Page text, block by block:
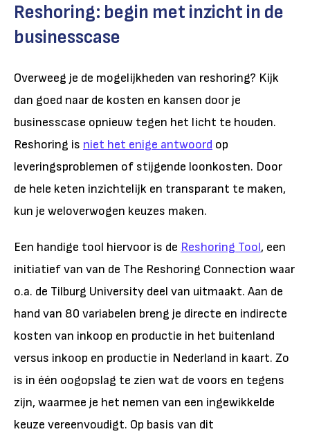
Reshoring: begin met inzicht in de
businesscase
Overweeg je de mogelijkheden van reshoring? Kijk
dan goed naar de kosten en kansen door je
businesscase opnieuw tegen het licht te houden.
Reshoring is niet het enige antwoord op
leveringsproblemen of stijgende loonkosten. Door
de hele keten inzichtelijk en transparant te maken,
kun je weloverwogen keuzes maken.
Een handige tool hiervoor is de Reshoring Tool, een
initiatief van van de The Reshoring Connection waar
o.a. de Tilburg University deel van uitmaakt. Aan de
hand van 80 variabelen breng je directe en indirecte
kosten van inkoop en productie in het buitenland
versus inkoop en productie in Nederland in kaart. Zo
is in één oogopslag te zien wat de voors en tegens
zijn, waarmee je het nemen van een ingewikkelde
keuze vereenvoudigt. Op basis van dit